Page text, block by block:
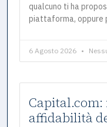
qualcuno ti ha
piattaforma, oppure
6 Agosto 2026
Capital.com:
affidabilità